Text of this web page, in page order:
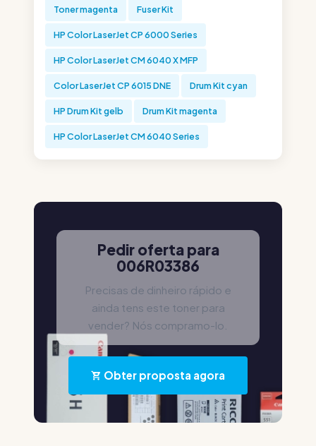
Toner magenta Fuser Kit
HP Color LaserJet CP 6000 Series
HP Color LaserJet CM 6040 X MFP
Color LaserJet CP 6015 DNE Drum Kit cyan
HP Drum Kit gelb Drum Kit magenta
HP Color LaserJet CM 6040 Series
Pedir oferta para
006R03386
Precisas de dinheiro rápido e
ainda tens este toner para
vender? Nós compramo-lo.
Obter proposta agora